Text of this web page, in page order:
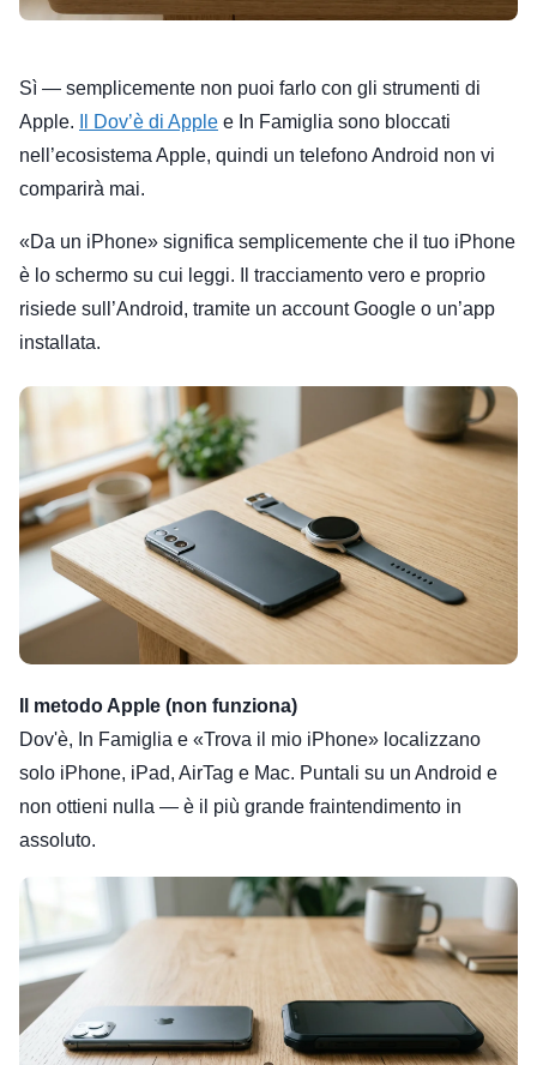
Sì — semplicemente non puoi farlo con gli strumenti di
Apple.
Il Dov’è di Apple e In Famiglia sono bloccati
nell’ecosistema Apple, quindi un telefono Android non vi
comparirà mai.
«Da un iPhone» significa semplicemente che il tuo iPhone
è lo schermo su cui leggi. Il tracciamento vero e proprio
risiede sull’Android, tramite un account Google o un’app
installata.
Il metodo Apple (non funziona)
Dov'è, In Famiglia e «Trova il mio iPhone» localizzano
solo iPhone, iPad, AirTag e Mac. Puntali su un Android e
non ottieni nulla — è il più grande fraintendimento in
assoluto.